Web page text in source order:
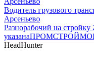
Водитель грузового
Арсеньево
Разнорабочий на
указана
HeadHunter